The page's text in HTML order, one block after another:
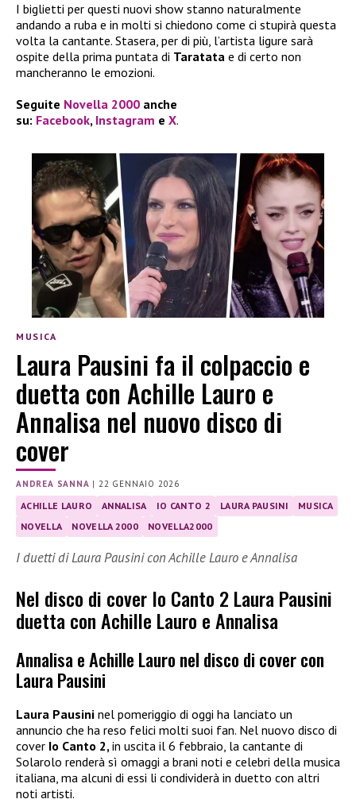
I biglietti per questi nuovi show stanno naturalmente
andando a ruba e in molti si chiedono come ci stupirà questa
volta la cantante. Stasera, per di più, l’artista ligure sarà
ospite della prima puntata di Taratata e di certo non
mancheranno le emozioni.
Seguite Novella 2000 anche
su: Facebook, Instagram e X.
MUSICA
Laura Pausini fa il colpaccio e
duetta con Achille Lauro e
Annalisa nel nuovo disco di
cover
ANDREA SANNA | 22 GENNAIO 2026
ACHILLE LAURO ANNALISA IO CANTO 2 LAURA PAUSINI
MUSICA
NOVELLA
NOVELLA 2000 NOVELLA2000
I duetti di Laura Pausini con Achille Lauro e Annalisa
Nel disco di cover Io Canto 2 Laura Pausini
duetta con Achille Lauro e Annalisa
Annalisa e Achille Lauro nel disco di cover con
Laura Pausini
Laura Pausini nel pomeriggio di oggi ha lanciato un
annuncio che ha reso felici molti suoi fan. Nel nuovo disco di
cover Io Canto 2,in uscita il 6 febbraio, la cantante di
Solarolo renderà sì omaggi a brani noti e celebri della musica
italiana, ma alcuni di essi li condividerà in duetto con altri
noti artisti.